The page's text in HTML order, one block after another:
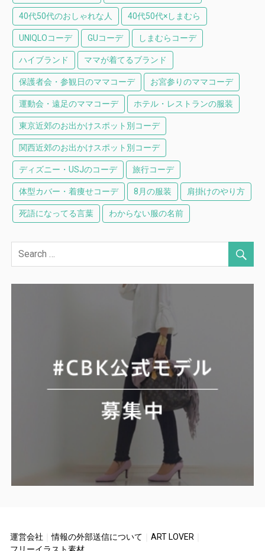
40代50代のおしゃれな人 40代50代×しまむら
UNIQLOコーデ GUコーデ しまむらコーデ
ハイブランド ママが着てるブランド
保護者会・参観日のママコーデ お宮参りのママコーデ
運動会・遠足のママコーデ ホテル・レストランの服装
東京近郊のお出かけスポット別コーデ
関西近郊のお出かけスポット別コーデ
ディズニー・USJのコーデ 旅行コーデ
体型カバー・着痩せコーデ 8月の服装 肩掛けのやり方
死語になってる言葉 わからない服の名前
運営会社 ｜情報の外部送信について ART LOVER